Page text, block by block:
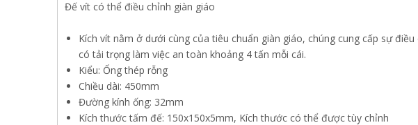
Đế vít có thể điều chỉnh giàn giáo
Kích vít nằm ở dưới cùng của tiêu chuẩn giàn giáo, chúng cung cấp sự
có tải trọng làm việc an toàn khoảng 4 tấn mỗi cái.
Kiểu: Ống thép rỗng
Chiều dài: 450mm
Đường kính ống: 32mm
Kích thước tấm đế: 150x150x5mm, Kích thước có thể được tùy chỉnh